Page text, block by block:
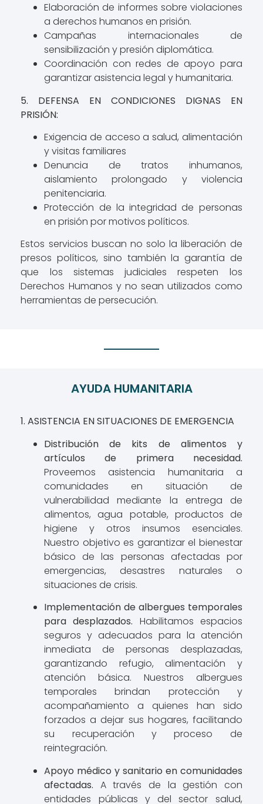
Elaboración de informes sobre violaciones
a derechos humanos en prisión.
Campañas internacionales de
sensibilización y presión diplomática.
Coordinación con redes de apoyo para
garantizar asistencia legal y humanitaria.
5. DEFENSA EN CONDICIONES DIGNAS EN
PRISIÓN:
Exigencia de acceso a salud, alimentación
y visitas familiares
Denuncia de tratos inhumanos,
aislamiento prolongado y violencia
penitenciaria.
Protección de la integridad de personas
en prisión por motivos políticos.
Estos servicios buscan no solo la liberación de
presos políticos, sino también la garantía de
que los sistemas judiciales respeten los
Derechos Humanos y no sean utilizados como
herramientas de persecución.
AYUDA HUMANITARIA
1. ASISTENCIA EN SITUACIONES DE EMERGENCIA
Distribución de kits de alimentos y
artículos de primera necesidad.
Proveemos asistencia humanitaria a
comunidades en situación de
vulnerabilidad mediante la entrega de
alimentos, agua potable, productos de
higiene y otros insumos esenciales.
Nuestro objetivo es garantizar el bienestar
básico de las personas afectadas por
emergencias, desastres naturales o
situaciones de crisis.
Implementación de albergues temporales
para desplazados. Habilitamos espacios
seguros y adecuados para la atención
inmediata de personas desplazadas,
garantizando refugio, alimentación y
atención básica. Nuestros albergues
temporales brindan protección y
acompañamiento a quienes han sido
forzados a dejar sus hogares, facilitando
su recuperación y proceso de
reintegración.
Apoyo médico y sanitario en comunidades
afectadas. A través de la gestión con
entidades públicas y del sector salud,